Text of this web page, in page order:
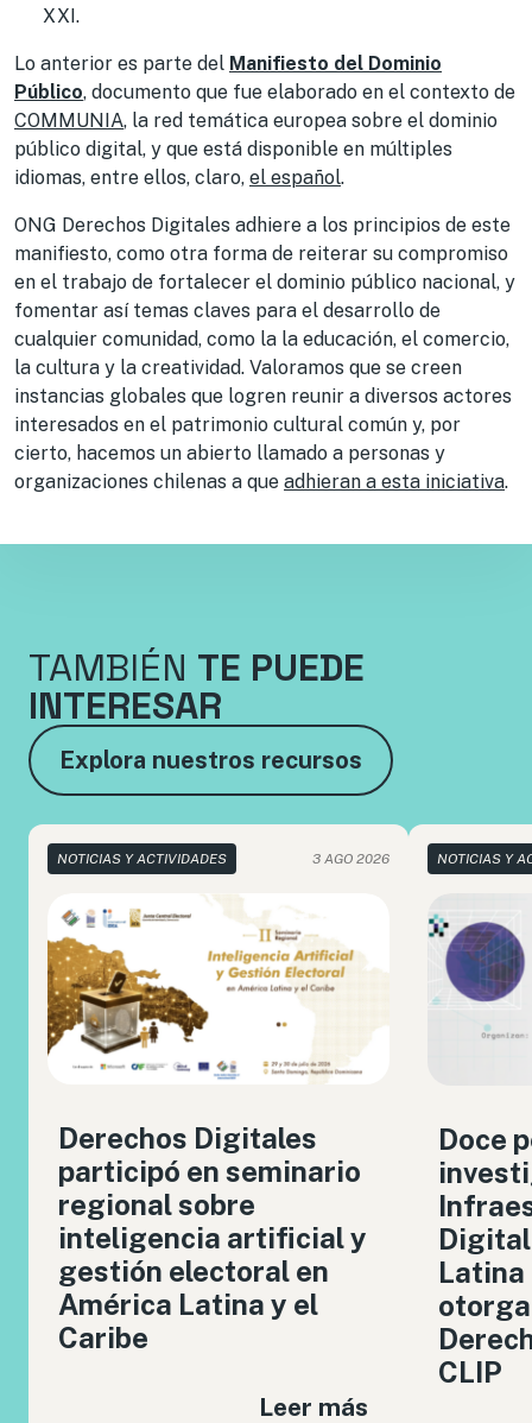
XXI.
Lo anterior es parte del Manifiesto del Dominio
Público, documento que fue elaborado en el contexto de
COMMUNIA, la red temática europea sobre el dominio
público digital, y que está disponible en múltiples
idiomas, entre ellos, claro, el español.
ONG Derechos Digitales adhiere a los principios de este
manifiesto, como otra forma de reiterar su compromiso
en el trabajo de fortalecer el dominio público nacional, y
fomentar así temas claves para el desarrollo de
cualquier comunidad, como la la educación, el comercio,
la cultura y la creatividad. Valoramos que se creen
instancias globales que logren reunir a diversos actores
interesados en el patrimonio cultural común y, por
cierto, hacemos un abierto llamado a personas y
organizaciones chilenas a que adhieran a esta iniciativa.
TAMBIÉN TE PUEDE
INTERESAR
Explora nuestros recursos
NOTICIAS Y ACTIVIDADES 3 AGO 2026
Derechos Digitales
participó en seminario
regional sobre
inteligencia artificial y
gestión electoral en
América Latina y el
Caribe
Leer más
NOTICIAS Y
Doce
Latina
CLIP